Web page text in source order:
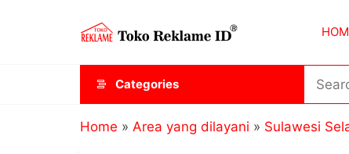
ID
Categories
Home » Area yang dilayani » Sulawesi